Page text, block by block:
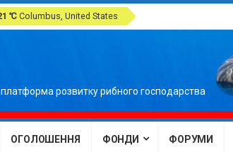
℃ Columbus, United States
розвитку рибного господарства
ОГОЛОШЕННЯ ФОНДИ ФОРУМИ